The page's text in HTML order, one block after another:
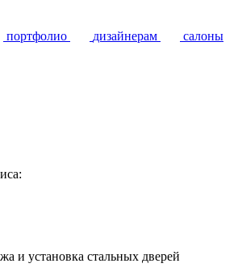
портфолио дизайнерам салоны
и установка стальных дверей